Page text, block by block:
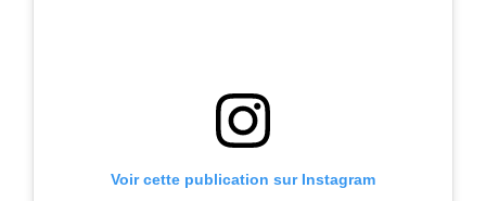
Voir cette publication sur Instagram